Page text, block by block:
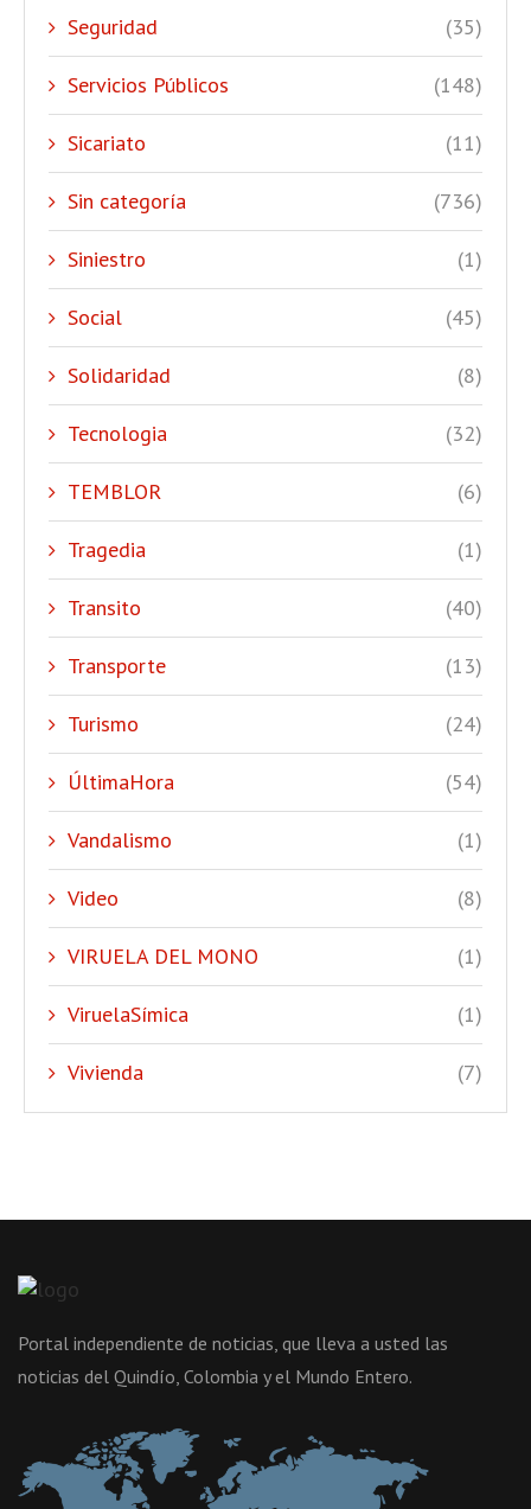
Seguridad (35)
Servicios Públicos (148)
Sicariato (11)
Sin categoría (736)
Siniestro (1)
Social (45)
Solidaridad (8)
Tecnologia (32)
TEMBLOR (6)
Tragedia (1)
Transito (40)
Transporte (13)
Turismo (24)
ÚltimaHora (54)
Vandalismo (1)
Video (8)
VIRUELA DEL MONO (1)
ViruelaSímica (1)
Vivienda (7)
Portal independiente de noticias, que lleva a usted las
noticias del Quindío, Colombia y el Mundo Entero.